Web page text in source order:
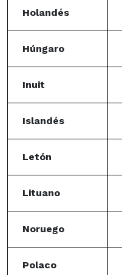
Holandés
Húngaro
Inuit
Islandés
Letón
Lituano
Noruego
Polaco